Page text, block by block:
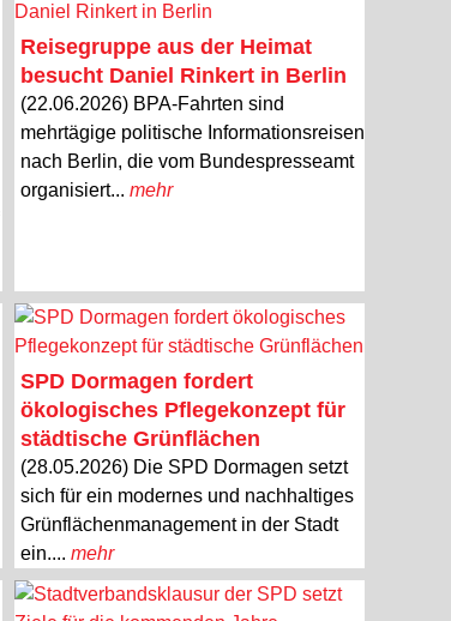
Reisegruppe aus der Heimat
besucht Daniel Rinkert in Berlin
(22.06.2026) BPA-Fahrten sind
mehrtägige politische Informationsreisen
nach Berlin, die vom Bundespresseamt
organisiert... mehr
SPD Dormagen fordert
ökologisches Pflegekonzept für
städtische Grünflächen
(28.05.2026) Die SPD Dormagen setzt
sich für ein modernes und nachhaltiges
Grünflächenmanagement in der Stadt
ein.... mehr